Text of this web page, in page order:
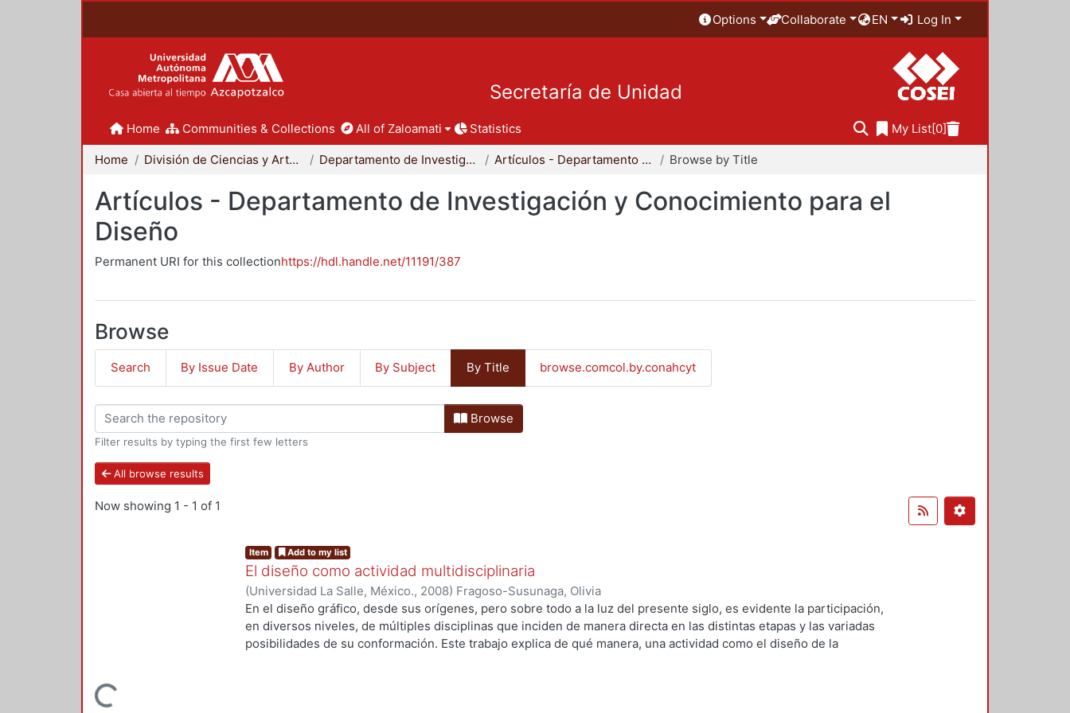
Options Collaborate EN Log In
Secretaría de Unidad
Home Communities & Collections All of Zaloamati Statistics My List[0]
Home División de Ciencias y Artes para el Diseño Departamento de Investigación y Conocimiento para el Diseño Artículos - Departamento de Investigación y Conocimiento para el Diseño Browse by Title
Artículos - Departamento de Investigación y Conocimiento para el
Diseño
Permanent URI for this collectionhttps://hdl.handle.net/11191/387
Browse
Search By Issue Date By Author By Subject By Title browse.comcol.by.conahcyt
Browse
Filter results by typing the first few letters
All browse results
Now showing 1 - 1 of 1
Item Add to my list
El diseño como actividad multidisciplinaria
(Universidad La Salle, México., 2008) Fragoso-Susunaga, Olivia
En el diseño gráfico, desde sus orígenes, pero sobre todo a la luz del presente siglo, es evidente la participación,
en diversos niveles, de múltiples disciplinas que inciden de manera directa en las distintas etapas y las variadas
posibilidades de su conformación. Este trabajo explica de qué manera, una actividad como el diseño de la